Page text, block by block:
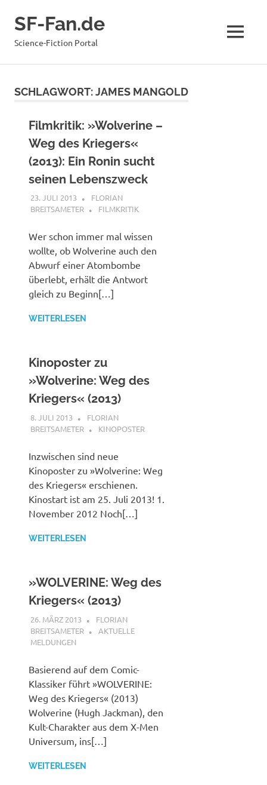
InhaltSF-Fan.de
Science-Fiction Portal MENÜ
SCHLAGWORT:JAMES MANGOLD
Filmkritik: »Wolverine –
Weg des Kriegers«
(2013): Ein Ronin sucht
seinen Lebenszweck
23. JULI 2013
FLORIAN
BREITSAMETER
FILMKRITIK
Wer schon immer mal wissen
wollte, ob Wolverine auch den
Abwurf einer Atombombe
überlebt, erhält die Antwort
gleich zu Beginn[…]
WEITERLESEN
Kinoposter zu
»Wolverine: Weg des
Kriegers« (2013)
8. JULI 2013
FLORIAN
BREITSAMETER
KINOPOSTER
Inzwischen sind neue
Kinoposter zu »Wolverine: Weg
des Kriegers« erschienen.
Kinostart ist am 25. Juli 2013! 1.
November 2012 Noch[…]
WEITERLESEN
»WOLVERINE: Weg des
Kriegers« (2013)
26. MÄRZ 2013
FLORIAN
BREITSAMETER
AKTUELLE
MELDUNGEN
Basierend auf dem Comic-
Klassiker führt »WOLVERINE:
Weg des Kriegers« (2013)
Wolverine (Hugh Jackman), den
Kult-Charakter aus dem X-Men
Universum, ins[…]
WEITERLESEN